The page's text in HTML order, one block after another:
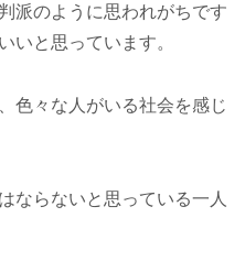
派のように思われがちです
いと思っています。
色々な人がいる社会を感じ
ならないと思っている一人